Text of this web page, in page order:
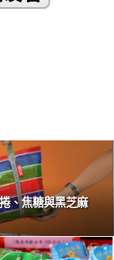
、焦糖與黑芝麻